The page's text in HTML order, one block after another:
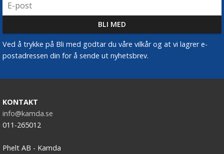
Ved å trykke på Bli med godtar du våre vilkår og at vi lagrer e-
postadressen din for å sende ut nyhetsbrev.
KONTAKT
info@kamda.se
011-265012
Phelt AB - Kamda